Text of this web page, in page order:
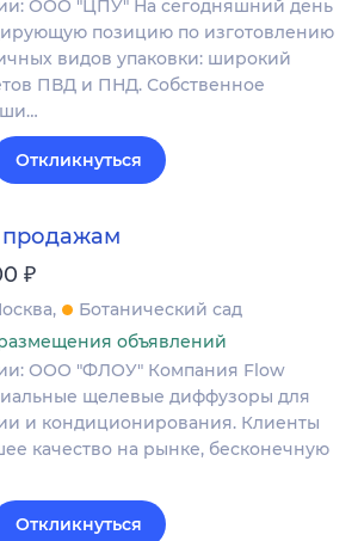
ООО "ЦПУ" На сегодняшний день
позицию по изготовлению
видов упаковки: широкий
ПВД и ПНД. Собственное
Откликнуться
₽
Ботанический сад
объявлений
ООО "ФЛОУ" Компания Flow
щелевые диффузоры для
и кондиционирования. Клиенты
качество на рынке, бесконечную
Откликнуться